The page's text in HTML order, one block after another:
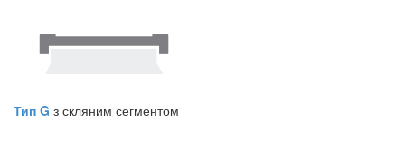
Тип G з скляним сегментом